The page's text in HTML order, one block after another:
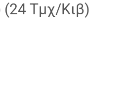
(24 Τμχ/Κιβ)
με αντλια-για χρηση